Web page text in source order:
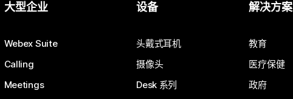
大型企业
Webex Suite
Calling
Meetings
设备
头戴式耳机
摄像头
Desk 系列
解决方案
教育
医疗保健
政府